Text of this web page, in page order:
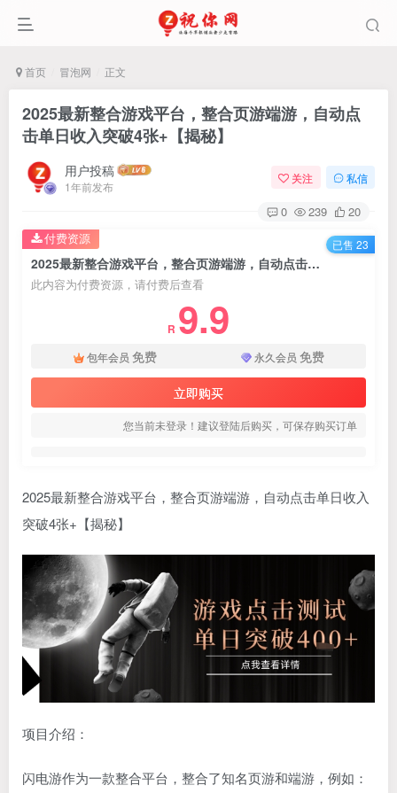
首页 冒泡网 正文
2025最新整合游戏平台，整合页游端游，自动点
击单日收入突破4张+【揭秘】
用户投稿
1年前发布
关注 私信
0 239 20
2025最新整合游戏平台，整合页游端游，自动点击单日收入突破4张+【揭秘】
此内容为付费资源，请付费后查看
R 9.9
包年会员 免费 永久会员 免费
立即购买
您当前未登录！建议登陆后购买，可保存购买订单
付费资源 已售 23
2025最新整合游戏平台，整合页游端游，自动点击单日收入
突破4张+【揭秘】
项目介绍：
闪电游作为一款整合平台，整合了知名页游和端游，例如：